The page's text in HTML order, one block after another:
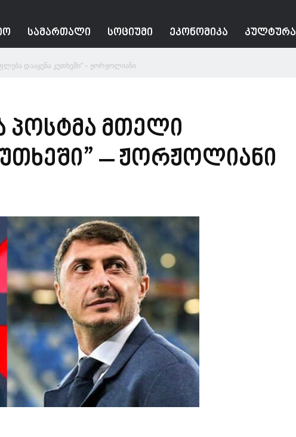
ᲡᲐᲛᲐᲠᲗᲐᲚᲘ ᲡᲝᲪᲘᲣᲛᲘ ᲔᲙᲝᲜᲝᲛᲘᲙᲐ ᲙᲣᲚᲢᲣᲠᲐ
დააყენა კუთხეში” – ჟორჟოლიანი
პოსტმა მთელი
– ჟორჟოლიანი